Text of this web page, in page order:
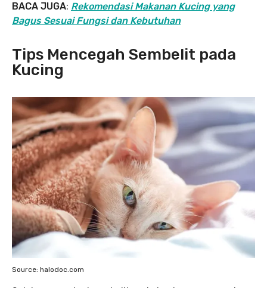
BACA JUGA: Rekomendasi Makanan Kucing yang
Bagus Sesuai Fungsi dan Kebutuhan
Tips Mencegah Sembelit pada
Kucing
Source: halodoc.com